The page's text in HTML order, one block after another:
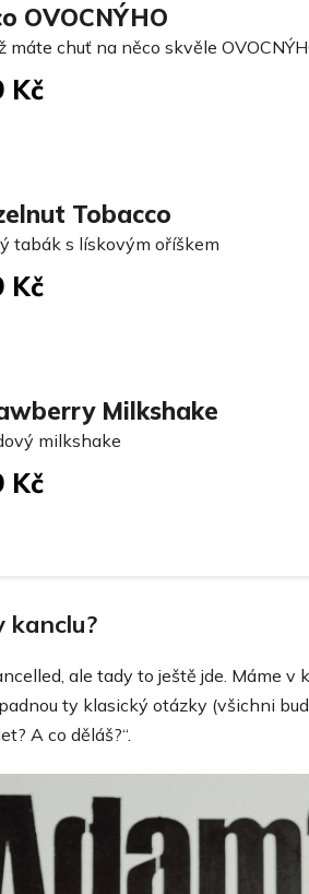
OVOCNÝHO
máte chuť na něco skvěle
Kč
Tobacco
tabák s lískovým oříškem
Kč
Milkshake
milkshake
Kč
ale tady to ještě jde. Máme v
ty klasický otázky (všichni
A co děláš?“.